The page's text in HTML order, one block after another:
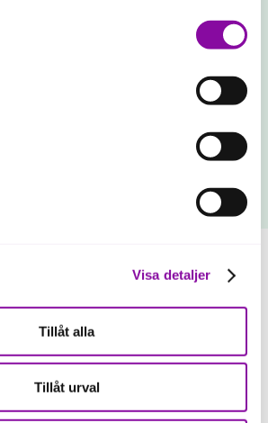
kommer användning av kakor
enligt ovan, inte att ske,
är nödvändiga för att hemsidan
under inställningar.
Visa detaljer
Tillåt alla
Tillåt urval
vassare som företagare?
vassare som företagare?
Värmland
Rosengren, vd Almi Norra